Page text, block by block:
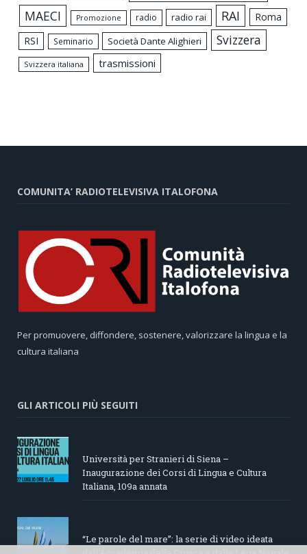
MAECI Promozione radio radio rai RAI
Roma
RSI
Seminario Società Dante Alighieri Svizzera
Svizzera italiana trasmissioni
COMUNITA’ RADIOTELEVISIVA ITALOFONA
Per promuovere, diffondere, sostenere, valorizzare la lingua e la
cultura italiana
GLI ARTICOLI PIÙ SEGUITI
Università per Stranieri di Siena –
Inaugurazione dei Corsi di Lingua e Cultura
Italiana, 109a annata
“Le parole del mare”: la serie di video ideata